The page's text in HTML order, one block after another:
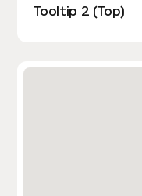
Tooltip 2 (Top)